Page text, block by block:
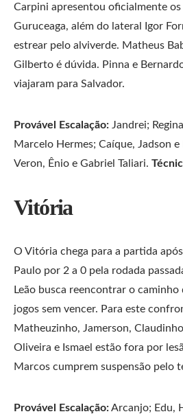
Carpini apresentou oficialmente
Guruceaga, além do lateral Igor
estrear pelo alviverde. Matheus
Gilberto é dúvida. Pinna e
viajaram para Salvador.
Provável Escalação: Jandrei;
Marcelo Hermes; Caíque, Jadson e
Veron, Ênio e Gabriel Taliari.
Vitória
O Vitória chega para a partida
Paulo por 2 a 0 pela rodada
Leão busca reencontrar o
jogos sem vencer. Para este
Matheuzinho, Jamerson,
Oliveira e Ismael estão fora por
Marcos cumprem suspensão pelo
Provável Escalação:Arcanjo; Edu,